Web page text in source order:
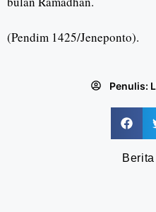
(Pendim 1425/Jeneponto).
Penulis: